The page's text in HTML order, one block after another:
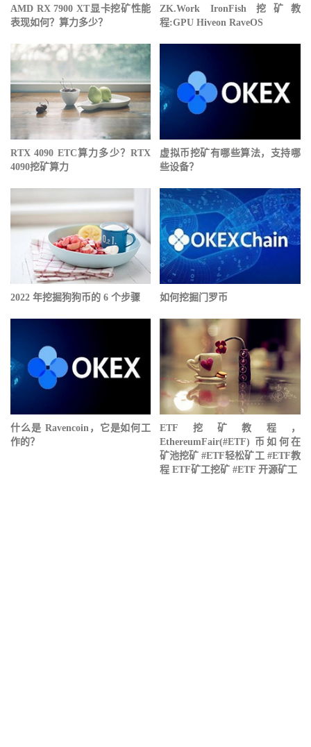
AMD RX 7900 XT显卡挖矿性能
表现如何？算力多少？
ZK.Work IronFish 挖矿教
程:GPU Hiveon RaveOS
RTX 4090 ETC算力多少？RTX
4090挖矿算力
虚拟币挖矿有哪些算法，支持哪
些设备？
2022 年挖掘狗狗币的 6 个步骤 如何挖掘门罗币
什么是 Ravencoin，它是如何工
作的？
ETF挖矿教程，
EthereumFair(#ETF) 币如何在
矿池挖矿 #ETF轻松矿工 #ETF教
程 ETF矿工挖矿 #ETF 开源矿工